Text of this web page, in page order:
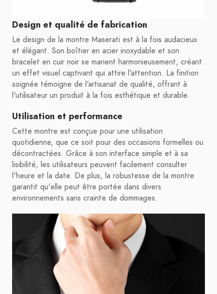
Design et qualité de fabrication
Le design de la montre Maserati est à la fois audacieux
et élégant. Son boîtier en acier inoxydable et son
bracelet en cuir noir se marient harmonieusement, créant
un effet visuel captivant qui attire l'attention. La finition
soignée témoigne de l'artisanat de qualité, offrant à
l'utilisateur un produit à la fois esthétique et durable.
Utilisation et performance
Cette montre est conçue pour une utilisation
quotidienne, que ce soit pour des occasions formelles ou
décontractées. Grâce à son interface simple et à sa
lisibilité, les utilisateurs peuvent facilement consulter
l'heure et la date. De plus, la robustesse de la montre
garantit qu'elle peut être portée dans divers
environnements sans crainte de dommages.